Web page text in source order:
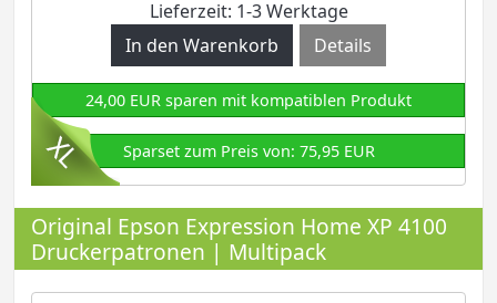
Lieferzeit: 1-3 Werktage
Details
24,00 EUR sparen mit kompatiblen Produkt
Sparset zum Preis von: 75,95 EUR
Original Epson Expression Home XP 4100
Druckerpatronen | Multipack